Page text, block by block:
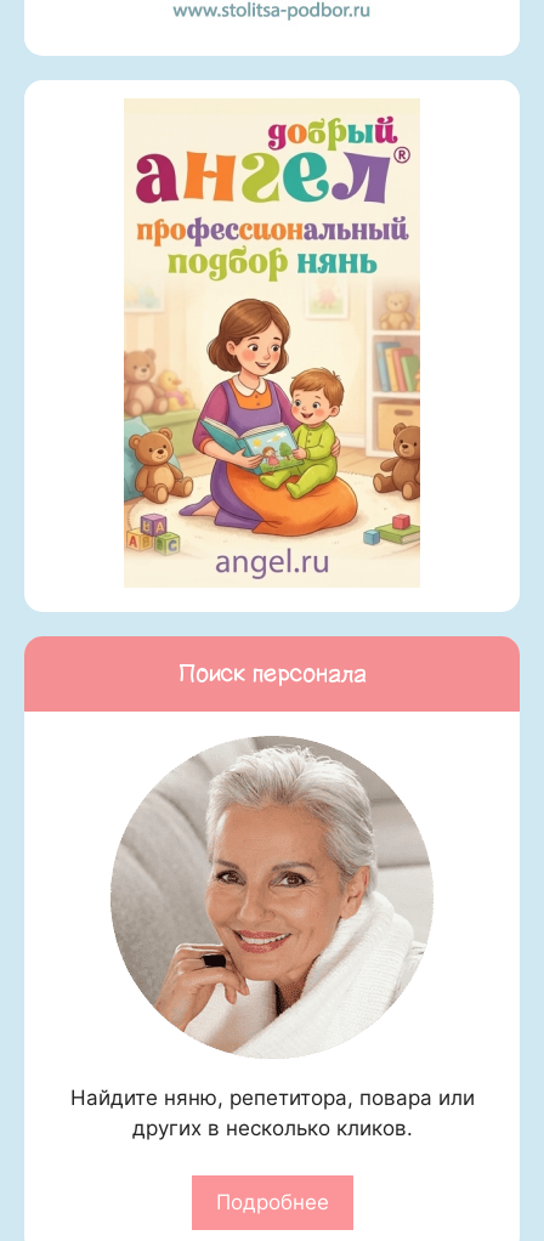
Поиск персонала
Найдите няню, репетитора, повара или
других в несколько кликов.
Подробнее